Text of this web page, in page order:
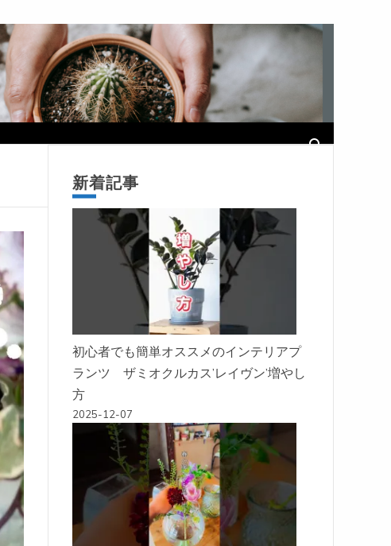
新着記事
初心者でも簡単オススメのインテリアプ
ランツ ザミオクルカス’レイヴン’増やし
方
2025-12-07